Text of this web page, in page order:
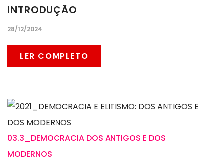
INTRODUÇÃO
28/12/2024
LER COMPLETO
03.3_DEMOCRACIA DOS ANTIGOS E DOS
MODERNOS